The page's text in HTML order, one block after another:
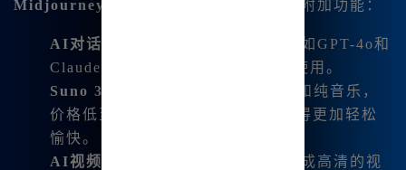
Midjourney中文版 还集成了多个强大的附加功能：
AI对话
：内置多款优秀的AI模型，如GPT-4o和
Claude 3.5，用户可以免费无限制使用。
Suno 3.5音乐生成
：自动生成歌词和纯音乐，
价格低至1毛5分钱，让音乐创作变得更加轻松
愉快。
AI视频生成
：使用先进的AI技术生成高清的视